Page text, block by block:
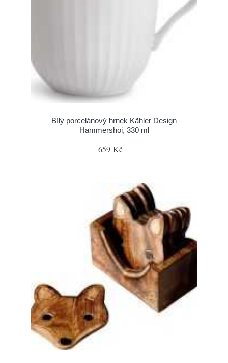
Bílý porcelánový hrnek Kähler Design
Hammershoi, 330 ml
659 Kč